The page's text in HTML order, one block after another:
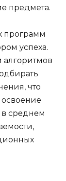
предмета.
программ
успеха.
алгоритмов
что
в среднем